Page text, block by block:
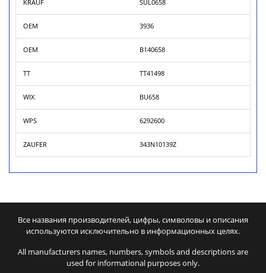
KRAUF SUL0658
OEM 3936
OEM B140658
TT TT41498
WIX BU658
WPS 6292600
ZAUFER 343N10139Z
Все названия производителей, цифры, символовы и описания
используются исключительно в информационных целях.
All manufacturers names, numbers, symbols and descriptions are
used for informational purposes only.